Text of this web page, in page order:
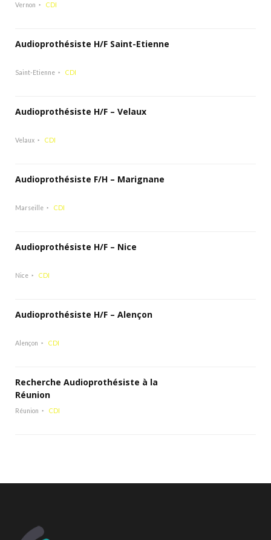
Vernon CDI
Audioprothésiste H/F Saint-Etienne
Saint-Etienne CDI
Audioprothésiste H/F – Velaux
Velaux CDI
Audioprothésiste F/H – Marignane
Marseille CDI
Audioprothésiste H/F – Nice
Nice CDI
Audioprothésiste H/F – Alençon
Alençon CDI
Recherche Audioprothésiste à la
Réunion
Réunion CDI